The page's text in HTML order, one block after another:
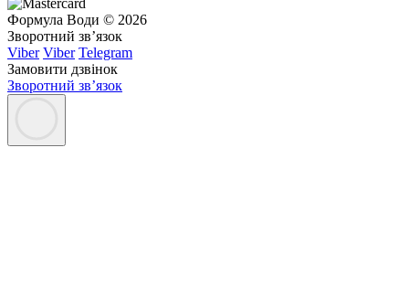
Формула Води © 2026
Зворотний зв’язок
Viber Viber Telegram
Замовити дзвінок
Зворотний зв’язок